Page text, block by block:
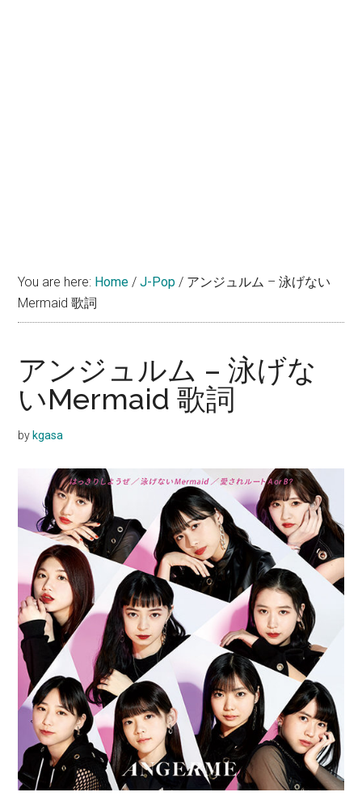
You are here: Home / J-Pop / アンジュルム – 泳げない
Mermaid 歌詞
アンジュルム – 泳げな
いMermaid 歌詞
by kgasa